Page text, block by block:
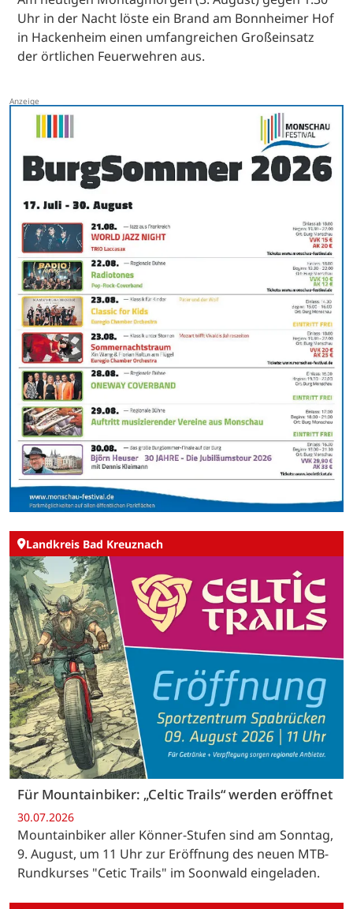
Uhr in der Nacht löste ein Brand am Bonnheimer Hof
in Hackenheim einen umfangreichen Großeinsatz
der örtlichen Feuerwehren aus.
Landkreis Bad Kreuznach
Für Mountainbiker: „Celtic Trails“ werden eröffnet
30.07.2026
Mountainbiker aller Könner-Stufen sind am Sonntag,
9. August, um 11 Uhr zur Eröffnung des neuen MTB-
Rundkurses "Cetic Trails" im Soonwald eingeladen.